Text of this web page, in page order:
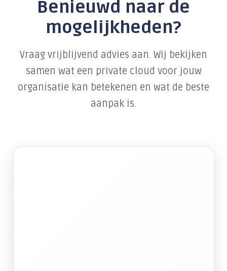
Benieuwd naar de
mogelijkheden?
Vraag vrijblijvend advies aan. Wij bekijken
samen wat een private cloud voor jouw
organisatie kan betekenen en wat de beste
aanpak is.